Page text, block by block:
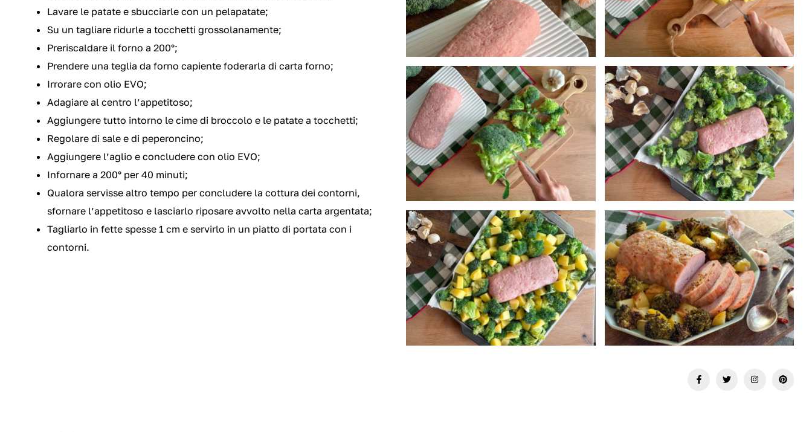
Lavare le patate e sbucciarle con un pelapatate;
Su un tagliare ridurle a tocchetti grossolanamente;
Preriscaldare il forno a 200°;
Prendere una teglia da forno capiente foderarla di carta forno;
Irrorare con olio EVO;
Adagiare al centro l’appetitoso;
Aggiungere tutto intorno le cime di broccolo e le patate a tocchetti;
Regolare di sale e di peperoncino;
Aggiungere l’aglio e concludere con olio EVO;
Infornare a 200° per 40 minuti;
Qualora servisse altro tempo per concludere la cottura dei contorni,
sfornare l’appetitoso e lasciarlo riposare avvolto nella carta argentata;
Tagliarlo in fette spesse 1 cm e servirlo in un piatto di portata con i
contorni.